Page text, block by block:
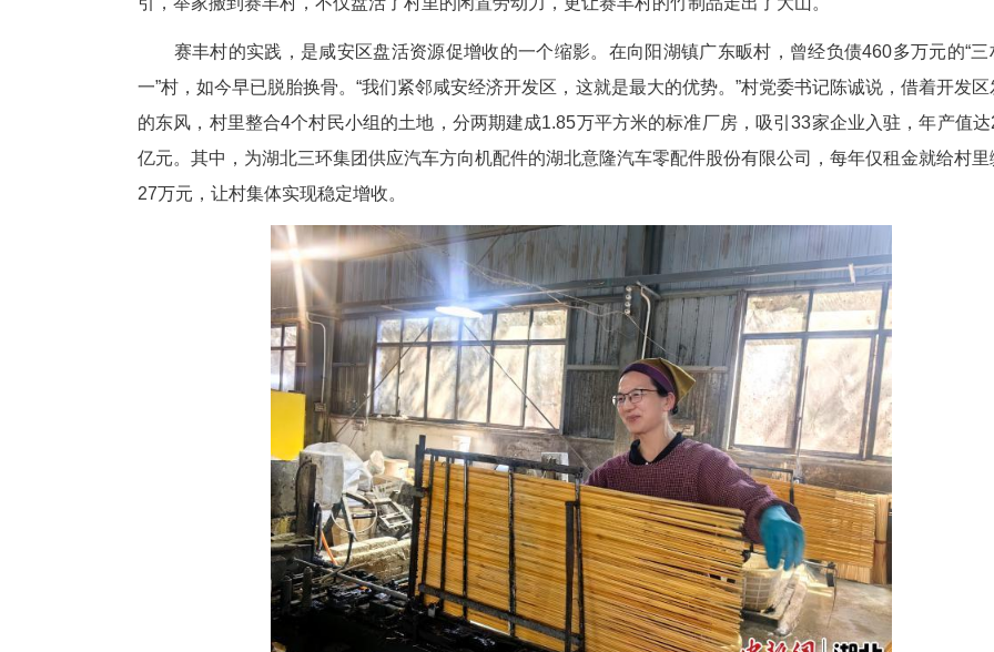
盘活闲置资源，是赛丰村增收的关键。金宏运把经商时“摸清家底、精准发力”的
荒山“大赛田”，建成8500平方米的标准化厂房，陆续引进颗粒燃料厂、竹器加工厂
优势就是楠竹多，不能只卖原材料，得把产业链做长。”金宏运说，村里的楠竹被
制成颗粒燃料，实现“变废为宝”。2019年，做了半辈子梳子的浙江老板王昌三，
引，举家搬到赛丰村，不仅盘活了村里的闲置劳动力，更让赛丰村的竹制品走出了大
赛丰村的实践，是咸安区盘活资源促增收的一个缩影。在向阳湖镇广东畈村，
一”村，如今早已脱胎换骨。“我们紧邻咸安经济开发区，这就是最大的优势。”村党
的东风，村里整合4个村民小组的土地，分两期建成1.85万平方米的标准厂房，吸